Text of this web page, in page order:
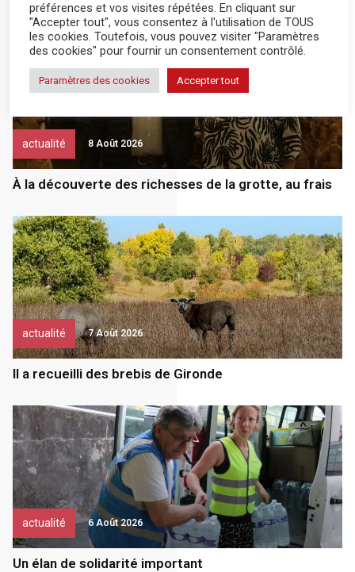
actualité 8 Août 2026
À la découverte des richesses de la grotte, au frais
actualité 7 Août 2026
Il a recueilli des brebis de Gironde
actualité 6 Août 2026
Un élan de solidarité important
préférences et vos visites répétées. En cliquant sur
"Accepter tout", vous consentez à l'utilisation de TOUS
les cookies. Toutefois, vous pouvez visiter "Paramètres
des cookies" pour fournir un consentement contrôlé.
Paramètres des cookies Accepter tout